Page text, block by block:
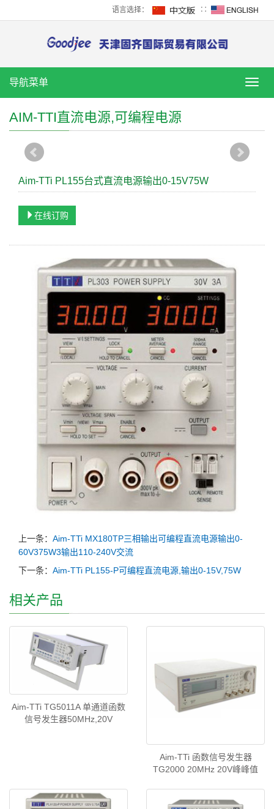
语言选择： ∷
导
导航菜单
AIM-TTI直流电源,可编程电源
Aim-TTi PL155台式直流电源输出0-15V75W
在线订购
上一条： Aim-TTi MX180TP三相输出可编程直流电源输出0-
60V375W3输出110-240V交流
下一条： Aim-TTi PL155-P可编程直流电源,输出0-15V,75W
相关产品
Aim-TTi TG5011A 单通道函数
信号发生器50MHz,20V
Aim-TTi 函数信号发生器
TG2000 20MHz 20V峰峰值